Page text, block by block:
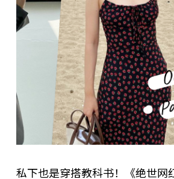
私下也是穿搭教科书！《绝世网